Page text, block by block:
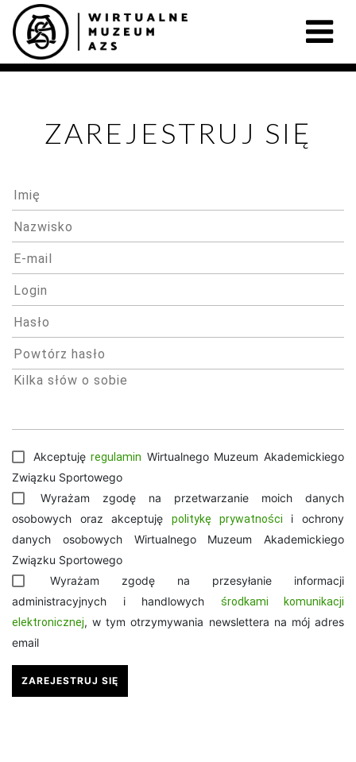
ZAREJESTRUJ SIĘ
Akceptujęregulamin Wirtualnego Muzeum Akademickiego
Związku Sportowego
Wyrażam zgodę na przetwarzanie moich danych
osobowych oraz akceptuję politykę prywatności i ochrony
danych osobowych Wirtualnego Muzeum Akademickiego
Związku Sportowego
Wyrażam zgodę na przesyłanie informacji
administracyjnych i handlowych środkami komunikacji
elektronicznej, w tym otrzymywania newslettera na mój adres
email